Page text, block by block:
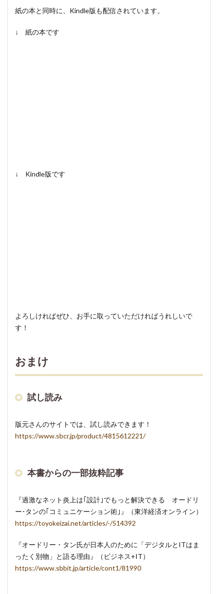
紙の本と同時に、Kindle版も配信されています。
↓ 紙の本です
↓ Kindle版です
よろしければぜひ、お手に取っていただければうれしいで
す！
おまけ
試し読み
版元さんのサイトでは、試し読みできます！
https://www.sbcr.jp/product/4815612221/
本書からの一部抜粋記事
『過激なネット炎上は｢設計｣でもっと解決できる オードリ
ー･タンの｢コミュニケーション術｣』（東洋経済オンライン）
https://toyokeizai.net/articles/-/514392
『オードリー・タン氏が日本人のために「デジタルとITはま
ったく別物」と語る理由』（ビジネス+IT）
https://www.sbbit.jp/article/cont1/81990